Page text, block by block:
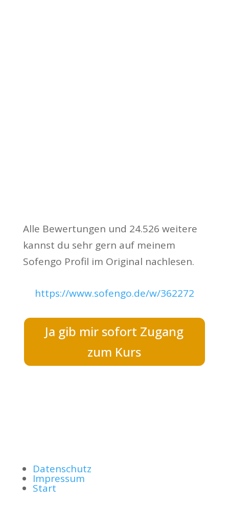
Alle Bewertungen und 24.526 weitere
kannst du sehr gern auf meinem
Sofengo Profil im Original nachlesen.
https://www.sofengo.de/w/362272
Ja gib mir sofort Zugang
zum Kurs
Datenschutz
Impressum
Start